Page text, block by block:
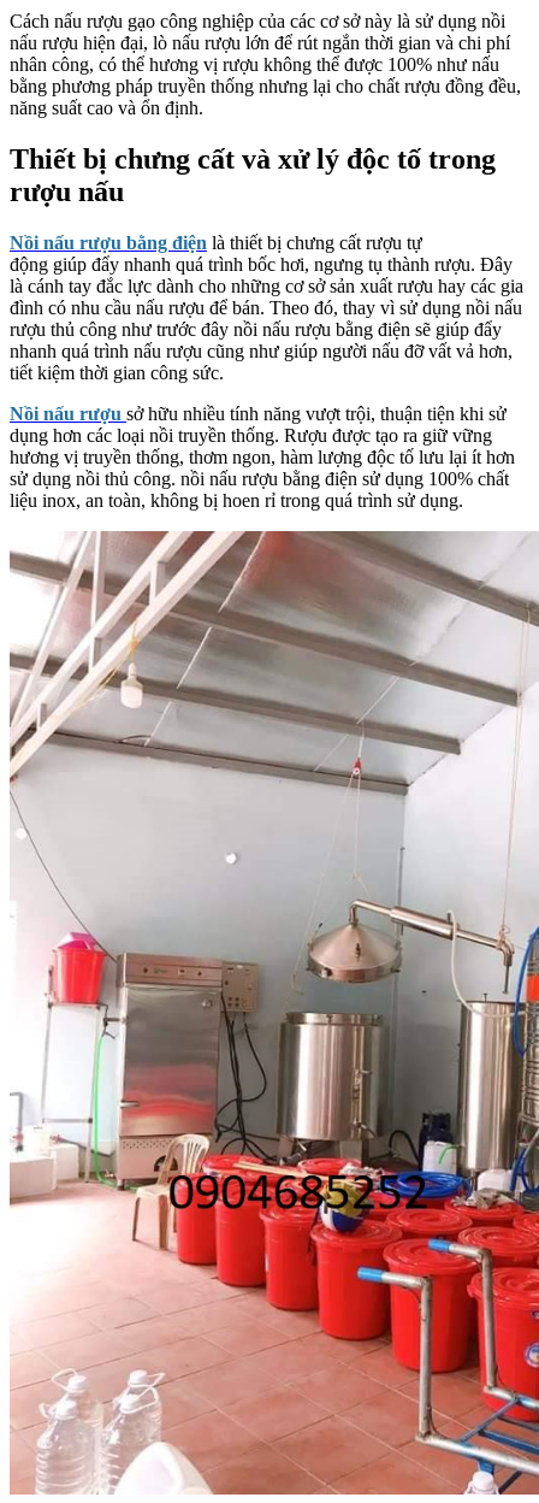
Cách nấu rượu gạo công nghiệp của các cơ sở này là sử dụng nồi
nấu rượu hiện đại, lò nấu rượu lớn để rút ngắn thời gian và chi phí
nhân công, có thể hương vị rượu không thể được 100% như nấu
bằng phương pháp truyền thống nhưng lại cho chất rượu đồng đều,
năng suất cao và ổn định.
Thiết bị chưng cất và xử lý độc tố trong
rượu nấu
Nồi nấu rượu bằng điện là thiết bị chưng cất rượu tự
động giúp đẩy nhanh quá trình bốc hơi, ngưng tụ thành rượu. Đây
là cánh tay đắc lực dành cho những cơ sở sản xuất rượu hay các gia
đình có nhu cầu nấu rượu để bán. Theo đó, thay vì sử dụng nồi nấu
rượu thủ công như trước đây nồi nấu rượu bằng điện sẽ giúp đẩy
nhanh quá trình nấu rượu cũng như giúp người nấu đỡ vất vả hơn,
tiết kiệm thời gian công sức.
Nồi nấu rượu sở hữu nhiều tính năng vượt trội, thuận tiện khi sử
dụng hơn các loại nồi truyền thống. Rượu được tạo ra giữ vững
hương vị truyền thống, thơm ngon, hàm lượng độc tố lưu lại ít hơn
sử dụng nồi thủ công. nồi nấu rượu bằng điện sử dụng 100% chất
liệu inox, an toàn, không bị hoen rỉ trong quá trình sử dụng.